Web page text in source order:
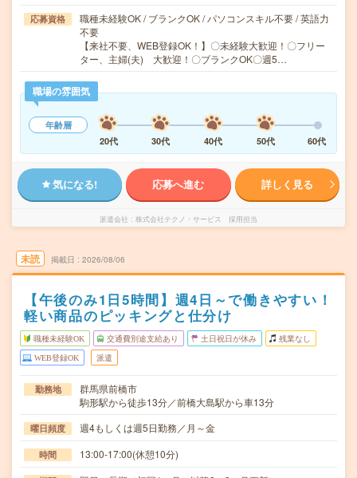
応募資格
職種未経験OK / ブランクOK / パソコンスキル不要 / 英語力
不要
【来社不要、WEB登録OK！】〇未経験大歓迎！〇フリー
ター、主婦(夫) 大歓迎！〇ブランクOK〇週5…
職場の雰囲気
年齢層
20代
30代 40代 50代 60代
気になる! 応募へ進む 詳しく見る
派遣会社 株式会社テクノ・サービス 採用担当
未読 掲載日 2026/08/06
【午後のみ1日5時間】週4日～で働きやすい！
軽い商品のピッキングと仕分け
職種未経験OK 交通費別途支給あり 土日祝日が休み 残業なし
WEB登録OK 派遣
勤務地
群馬県前橋市
駒形駅から徒歩13分／前橋大島駅から車13分
曜日頻度 週4もしくは週5日勤務／月～金
時間 13:00-17:00(休憩10分)